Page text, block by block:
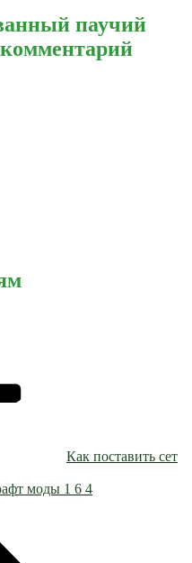
паучий
Как поставить сет
моды 1 6 4